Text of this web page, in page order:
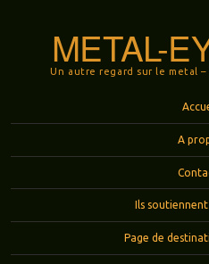
METAL-
Un autre regard sur le metal –
A
Ils
Page de